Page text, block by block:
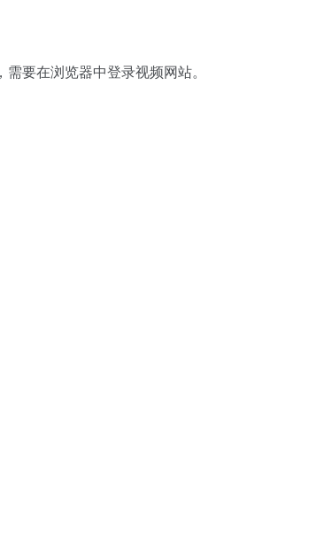
要在浏览器中登录视频网站。